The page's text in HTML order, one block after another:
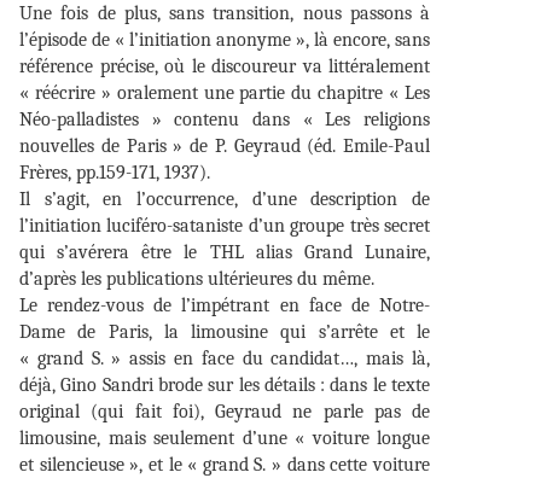
Une fois de plus, sans transition, nous passons à
l’épisode de « l’initiation anonyme », là encore, sans
référence précise, où le discoureur va littéralement
« réécrire » oralement une partie du chapitre « Les
Néo-palladistes » contenu dans « Les religions
nouvelles de Paris » de P. Geyraud (éd. Emile-Paul
Frères, pp.159-171, 1937).
Il s’agit, en l’occurrence, d’une description de
l’initiation luciféro-sataniste d’un groupe très secret
qui s’avérera être le THL alias Grand Lunaire,
d’après les publications ultérieures du même.
Le rendez-vous de l’impétrant en face de Notre-
Dame de Paris, la limousine qui s’arrête et le
« grand S. » assis en face du candidat…, mais là,
déjà, Gino Sandri brode sur les détails : dans le texte
original (qui fait foi), Geyraud ne parle pas de
limousine, mais seulement d’une « voiture longue
et silencieuse », et le « grand S. » dans cette voiture